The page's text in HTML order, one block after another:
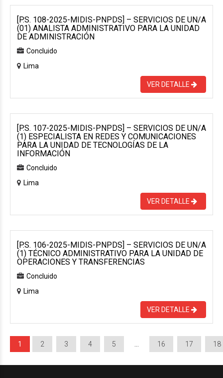
[P.S. 108-2025-MIDIS-PNPDS] – SERVICIOS DE UN/A
(01) ANALISTA ADMINISTRATIVO PARA LA UNIDAD
DE ADMINISTRACIÓN
Concluido
Lima
VER DETALLE
[P.S. 107-2025-MIDIS-PNPDS] – SERVICIOS DE UN/A
(1) ESPECIALISTA EN REDES Y COMUNICACIONES
PARA LA UNIDAD DE TECNOLOGÍAS DE LA
INFORMACIÓN
Concluido
Lima
VER DETALLE
[P.S. 106-2025-MIDIS-PNPDS] – SERVICIOS DE UN/A
(1) TÉCNICO ADMINISTRATIVO PARA LA UNIDAD DE
OPERACIONES Y TRANSFERENCIAS
Concluido
Lima
VER DETALLE
1 2 3 4 5 16 17 18